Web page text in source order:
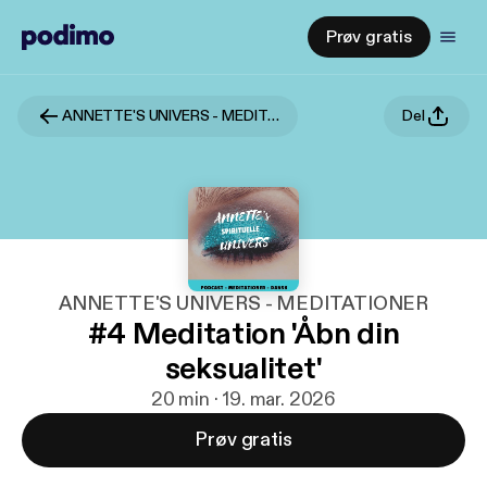
Prøv gratis
ANNETTE'S UNIVERS - MEDITATIONER Del
ANNETTE'S UNIVERS - MEDITATIONER
#4 Meditation 'Åbn din
seksualitet'
20 min · 19. mar. 2026
Prøv gratis